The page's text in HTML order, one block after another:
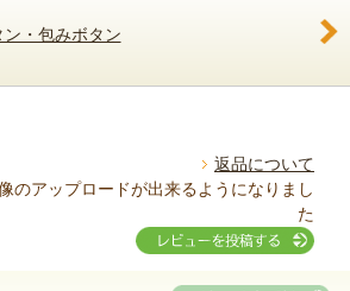
ン・包みボタン
返品について
のアップロードが出来るようになりまし
た